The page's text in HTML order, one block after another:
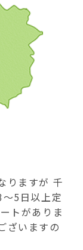
りますが 千
5日以上定
トがありま
ざいますの